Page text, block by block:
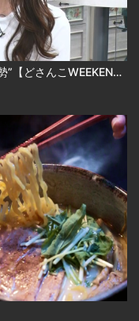
【3分の肌ケア】新たな美の可能性“肌姿勢”【どさんこWEEKEND】